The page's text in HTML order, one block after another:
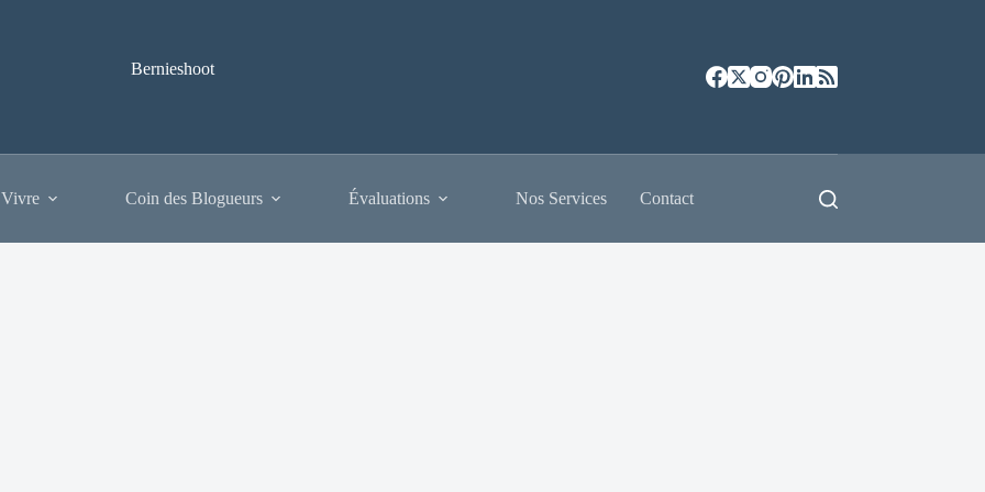
Bernieshoot
Coin des Blogueurs Évaluations Nos Services Contact